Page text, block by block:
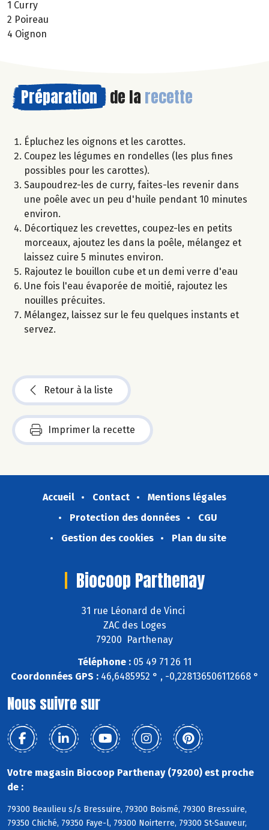
1 Curry
2 Poireau
4 Oignon
Préparation de la recette
Épluchez les oignons et les carottes.
Coupez les légumes en rondelles (les plus fines
possibles pour les carottes).
Saupoudrez-les de curry, faites-les revenir dans
une poêle avec un peu d'huile pendant 10 minutes
environ.
Décortiquez les crevettes, coupez-les en petits
morceaux, ajoutez les dans la poêle, mélangez et
laissez cuire 5 minutes environ.
Rajoutez le bouillon cube et un demi verre d'eau
Une fois l'eau évaporée de moitié, rajoutez les
nouilles précuites.
Mélangez, laissez sur le feu quelques instants et
servez.
Retour à la liste
Imprimer la recette
Accueil Contact
Mentions légales
Protection des données
CGU
Gestion des cookies
Plan du site
Biocoop Parthenay
31 rue Léonard de Vinci
ZAC des Loges
79200 Parthenay
Téléphone : 05 49 71 26 11
Coordonnées GPS :46,6485952 ° , -0,228136506112668 °
Nous suivre sur
Votre magasin Biocoop Parthenay (79200) est proche
de :
79300 Beaulieu s/s Bressuire, 79300 Boismé, 79300 Bressuire,
79350 Chiché, 79350 Faye-l, 79300 Noirterre, 79300 St-Sauveur,